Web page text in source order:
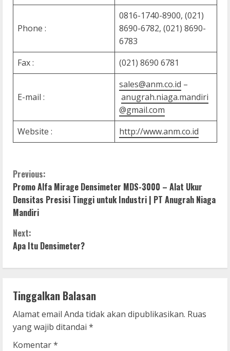
Phone :
0816-1740-8900, (021)
8690-6782, (021) 8690-
6783
Fax :
(021) 8690 6781
E-mail :
sales@anm.co.id –
anugrah.niaga.mandiri
@gmail.com
Website :
http://www.anm.co.id
C
o
n
t
i
n
u
e
Previous:
Promo Alfa Mirage Densimeter MDS-3000 – Alat Ukur
Densitas Presisi Tinggi untuk Industri | PT Anugrah Niaga
Mandiri
Next:
Apa Itu Densimeter?
Tinggalkan Balasan
Alamat email Anda tidak akan dipublikasikan. Ruas
yang wajib ditandai *
Komentar*